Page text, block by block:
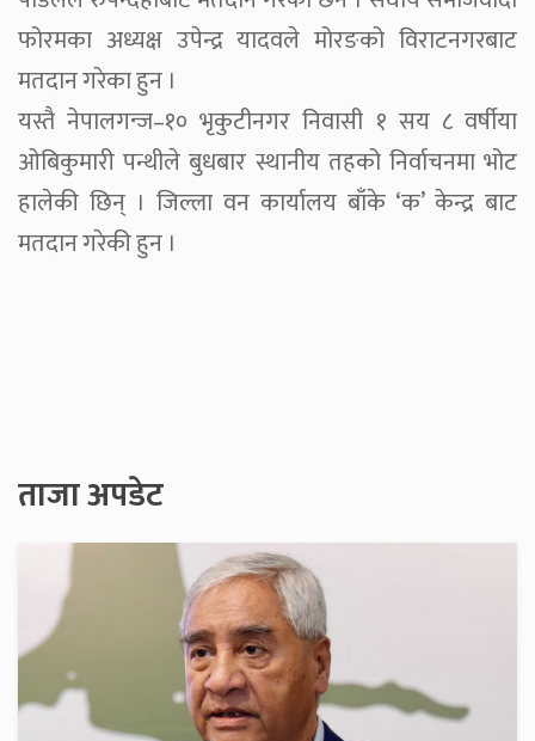
फोरमका अध्यक्ष उपेन्द्र यादवले मोरङको विराटनगरबाट
मतदान गरेका हुन ।
यस्तै नेपालगन्ज–१० भृकुटीनगर निवासी १ सय ८ वर्षीया
ओबिकुमारी पन्थीले बुधबार स्थानीय तहको निर्वाचनमा भोट
हालेकी छिन् । जिल्ला वन कार्यालय बाँके ‘क’ केन्द्र बाट
मतदान गरेकी हुन ।
ताजा अपडेट